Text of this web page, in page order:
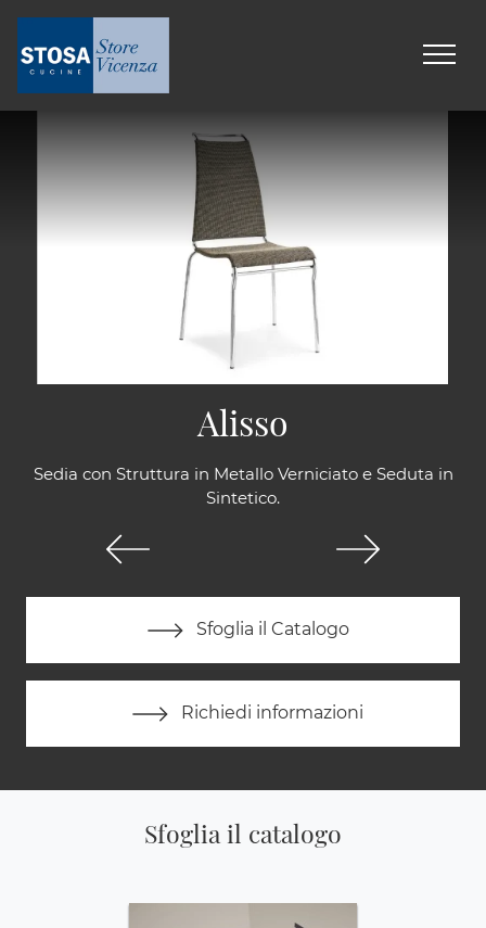
Sedia con Struttura in Metallo Verniciato e Seduta in
Sintetico.
Sfoglia il Catalogo
Richiedi informazioni
Alisso
Sfoglia il catalogo